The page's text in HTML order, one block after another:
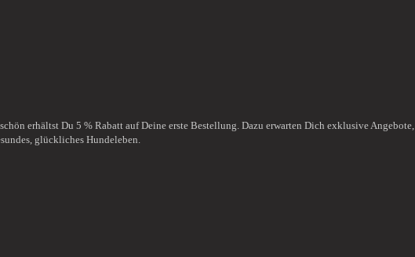
erhältst Du 5 % Rabatt auf Deine erste Bestellung. Dazu erwarten Dich exklusive Angebote,
glückliches Hundeleben.